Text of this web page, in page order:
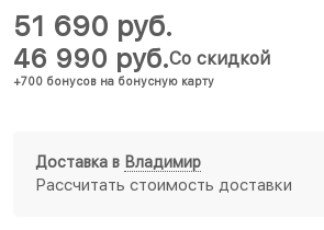
46 990 руб.
+700 бонусов на бонусную карту
Со скидкой
51 690 руб.
Доставка в Владимир
Рассчитать стоимость доставки